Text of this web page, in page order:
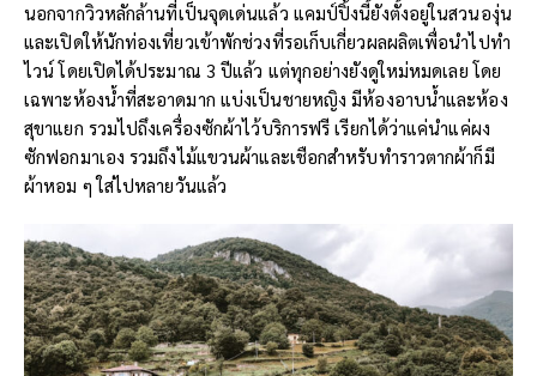
นอกจากวิวหลักล้านที่เป็นจุดเด่นแล้ว แคมป์ปิ้งนี้ยังตั้งอยู่ในสวนองุ่น
และเปิดให้นักท่องเที่ยวเข้าพักช่วงที่รอเก็บเกี่ยวผลผลิตเพื่อนำไปทำ
ไวน์ โดยเปิดได้ประมาณ 3 ปีแล้ว แต่ทุกอย่างยังดูใหม่หมดเลย โดย
เฉพาะห้องน้ำที่สะอาดมาก แบ่งเป็นชายหญิง มีห้องอาบน้ำและห้อง
สุขาแยก รวมไปถึงเครื่องซักผ้าไว้บริการฟรี เรียกได้ว่าแค่นำแค่ผง
ซักฟอกมาเอง รวมถึงไม้แขวนผ้าและเชือกสำหรับทำราวตากผ้าก็มี
ผ้าหอม ๆ ใส่ไปหลายวันแล้ว